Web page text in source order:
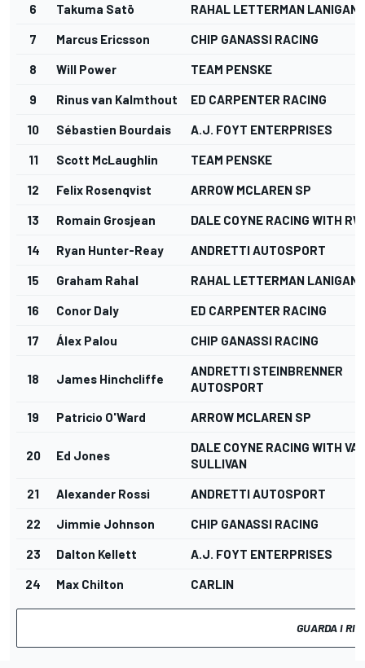
6 Takuma Satō RAHAL LETTERMAN LANIGAN
7 Marcus Ericsson CHIP GANASSI RACING
8 Will Power TEAM PENSKE
9 Rinus van Kalmthout ED CARPENTER RACING
10 Sébastien Bourdais A.J. FOYT ENTERPRISES
11 Scott McLaughlin TEAM PENSKE
12 Felix Rosenqvist ARROW MCLAREN SP
13 Romain Grosjean DALE COYNE RACING WITH
14 Ryan Hunter-Reay ANDRETTI AUTOSPORT
15 Graham Rahal RAHAL LETTERMAN LANIGAN
16 Conor Daly ED CARPENTER RACING
17 Álex Palou CHIP GANASSI RACING
18 James Hinchcliffe
ANDRETTI STEINBRENNER
AUTOSPORT
19 Patricio O'Ward ARROW MCLAREN SP
20 Ed Jones
DALE COYNE RACING WITH
SULLIVAN
21 Alexander Rossi ANDRETTI AUTOSPORT
22 Jimmie Johnson CHIP GANASSI RACING
23 Dalton Kellett A.J. FOYT ENTERPRISES
24 Max Chilton CARLIN
GUARDA I